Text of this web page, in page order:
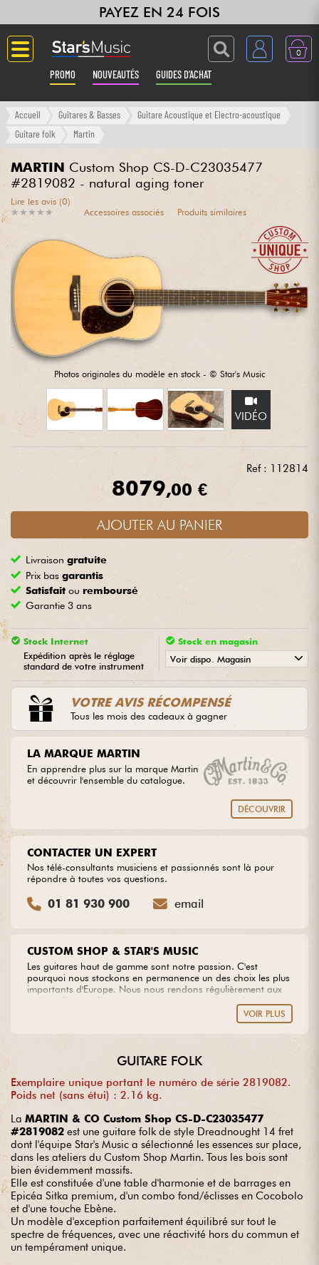
PAYEZ EN 24 FOIS
0
PROMO NOUVEAUTÉS GUIDES D'ACHAT
Langue
Amplis & Effets
Synthés & Sampleurs
Home Studio
Casques
Micros & HF
DJ
Sono
Batteries & Percu
Vents
Violons & Quatuor
Câbles & Access.
Packs
Voir nos marques
Accueil Guitares & Basses
Guitare Acoustique et Electro-acoustique
Guitare folk
Martin
MARTIN Custom Shop CS-D-C23035477
#2819082 - natural aging toner
★ ★ ★ ★ ★
★ ★ ★ ★ ★
Lire les avis (0)
Accessoires associés
Produits similaires
Photos originales du modèle en stock - © Star's Music
VIDÉO
Ref : 112814
8079,00 €
AJOUTER AU PANIER
Livraisongratuite
Prix basgarantis
Satisfait ou remboursé
Garantie 3 ans
Stock Internet
Expédition après le réglage
standard de votre instrument
Stock en magasin
Voir dispo. Magasin
• Star'SMusicLYON
VOTRE AVIS RÉCOMPENSÉ
Tous les mois des cadeaux à gagner
LA MARQUE MARTIN
En apprendre plus sur la marque Martin
et découvrir l'ensemble du catalogue.
DÉCOUVRIR
CUSTOM SHOP & STAR'S MUSIC
Les guitares haut de gamme sont notre passion. C'est
pourquoi nous stockons en permanence un des choix les plus
importants d'Europe. Nous nous rendons régulièrement aux
ateliers Custom Shop des marques prestigieuses afin d'y
sélectionner les plus belles pièces de bois disponibles, à partir
desquelles nous créons nos propres modèles. Vous rêvez
d'une guitare hors du commun ? Confiez-nous votre projet en
VOIR PLUS
CONTACTER UN EXPERT
Nos télé-consultants musiciens et passionnés sont là pour
répondre à toutes vos questions.
01 81 930 900 email
GUITARE FOLK
Exemplaire unique portant le numéro de série 2819082.
Poids net (sans étui) : 2.16 kg.
La MARTIN & CO Custom Shop CS-D-C23035477
#2819082 est une guitare folk de style Dreadnought 14 fret
dont l'équipe Star's Music a sélectionné les essences sur place,
dans les ateliers du Custom Shop Martin. Tous les bois sont
bien évidemment massifs.
Elle est constituée d'une table d'harmonie et de barrages en
Epicéa Sitka premium, d'un combo fond/éclisses en Cocobolo
et d'une touche Ebène.
Un modèle d'exception parfaitement équilibré sur tout le
spectre de fréquences, avec une réactivité hors du commun et
un tempérament unique.